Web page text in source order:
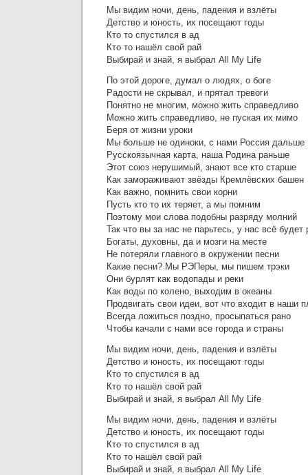
Мы видим ночи, день, падения и взлёты
Детство и юность, их посещают годы
Кто то спустился в ад
Кто то нашёл свой рай
Выбирай и знай, я выбрал All My Life
По этой дороге, думал о людях, о боге
Радости не скрывал, и прятал тревоги
Понятно не многим, можно жить справедливо
Можно жить справедливо, не пуская их мимо
Беря от жизни уроки
Мы больше не одиноки, с нами Россия дальше
Русскоязычная карта, наша Родина раньше
Этот союз нерушимый, знают все кто старше
Как замораживают звёзды Кремлёвских башен
Как важно, помнить свои корни
Пусть кто то их теряет, а мы помним
Поэтому мои слова подобны разряду молний
Так что вы за нас не парьтесь, у нас всё будет
Богаты, духовны, да и мозги на месте
Не потеряли главного в окружении песни
Какие песни? Мы РЭПеры, мы пишем трэки
Они бурлят как водопады и реки
Как воды по колено, выходим в океаны
Продвигать свои идеи, вот что входит в наши
Всегда ложиться поздно, просыпаться рано
Чтобы качали с нами все города и страны
Мы видим ночи, день, падения и взлёты
Детство и юность, их посещают годы
Кто то спустился в ад
Кто то нашёл свой рай
Выбирай и знай, я выбрал All My Life
Мы видим ночи, день, падения и взлёты
Детство и юность, их посещают годы
Кто то спустился в ад
Кто то нашёл свой рай
Выбирай и знай, я выбрал All My Life